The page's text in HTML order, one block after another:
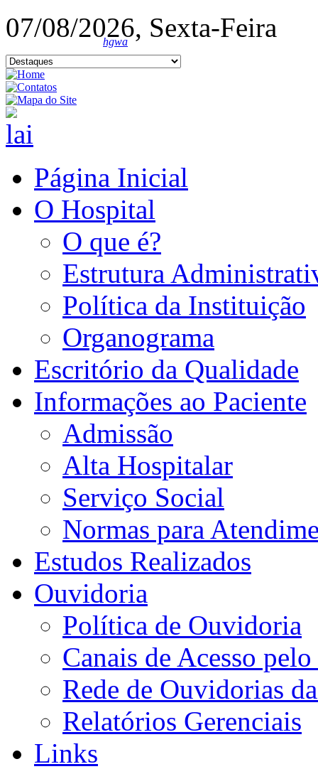
07/08/2026, Sexta-Feira
hgwa
Página Inicial
O Hospital
O que é?
Estrutura
Política da Instituição
Organograma
Escritório da Qualidade
Informações ao Paciente
Admissão
Alta Hospitalar
Serviço Social
Normas para
Estudos Realizados
Ouvidoria
Política de Ouvidoria
Canais de Acesso
Rede de Ouvidorias
Relatórios Gerenciais
Links